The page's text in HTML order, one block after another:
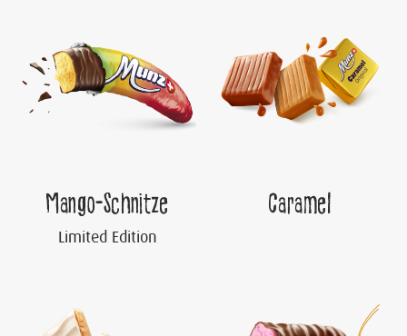
Mango-Schnitze
Limited Edition
Caramel